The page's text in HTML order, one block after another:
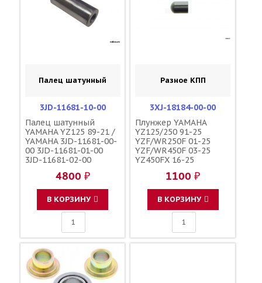
Палец шатунный
3JD-11681-10-00
Палец шатунный
YAMAHA YZ125 89-21 /
YAMAHA 3JD-11681-00-
00 3JD-11681-01-00
3JD-11681-02-00
4800 ₽
В КОРЗИНУ
Разное КПП
3XJ-18184-00-00
Плунжер YAMAHA
YZ125/250 91-25
YZF/WR250F 01-25
YZF/WR450F 03-25
YZ450FX 16-25
YAMAHA1100 ₽
В КОРЗИНУ